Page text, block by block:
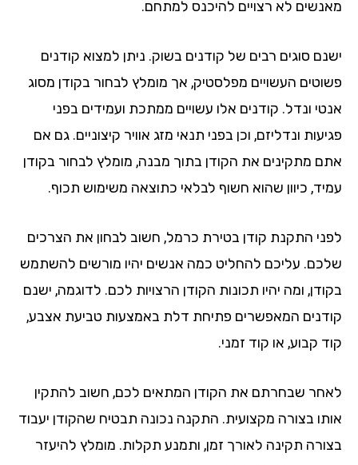
לא רצויים להיכנס למתחם.
סוגים רבים של קודנים בשוק. ניתן למצוא קודנים
העשויים מפלסטיק, אך מומלץ לבחור בקודן מסוג
ונדל. קודנים אלו עשויים ממתכת ועמידים בפני
ונדליזם, וכן בפני תנאי מזג אוויר קיצוניים. גם אם
מתקינים את הקודן בתוך מבנה, מומלץ לבחור בקודן
כיוון שהוא חשוף לבלאי כתוצאה משימוש תכוף.
התקנת קודן בטירת כרמל, חשוב לבחון את הצרכים
עליכם להחליט כמה אנשים יהיו מורשים להשתמש
ומה יהיו תכונות הקודן הרצויות לכם. לדוגמה, ישנם
המאפשרים פתיחת דלת באמצעות טביעת אצבע,
קבוע, או קוד זמני.
שבחרתם את הקודן המתאים לכם, חשוב להתקין
בצורה מקצועית. התקנה נכונה תבטיח שהקודן יעבוד
תקינה לאורך זמן, ותמנע תקלות. מומלץ להיעזר